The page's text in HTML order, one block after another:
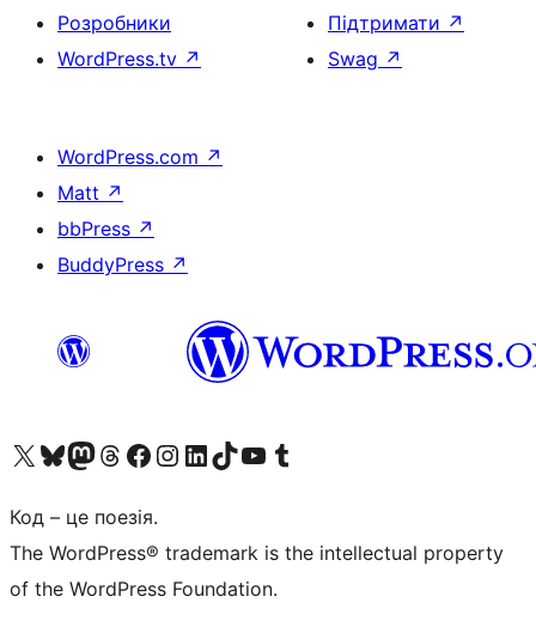
Розробники
WordPress.tv ↗
Підтримати ↗
Swag ↗
WordPress.com ↗
Matt ↗
bbPress ↗
BuddyPress ↗
Visit our X (formerly Twitter) account
Visit our Bluesky account
Завітайте до нашої стрічки в Mastodon
Visit our Threads account
Завітайте на нашу сторінку в Facebook
Visit our Instagram account
Visit our LinkedIn account
Visit our TikTok account
Visit our YouTube channel
Visit our Tumblr account
Код – це поезія.
The WordPress® trademark is the intellectual property
of the WordPress Foundation.